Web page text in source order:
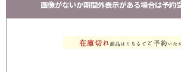
画像がないか期間外表示がある場合は予約